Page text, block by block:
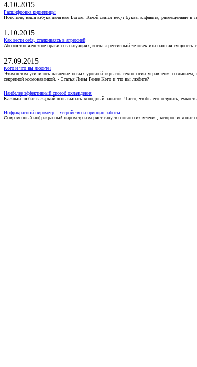
4.10.2015
Расшифровка кириллицы
Поистине, наша азбука дана нам Богом. Какой смысл несут буквы алфавита, размещенные в
1.10.2015
Как вести себя, сталкиваясь в агрессией
Абсолютно железное правило в ситуациях, когда агрессивный человек или падшая сущность
27.09.2015
Кого и что вы любите?
Этим летом усилилось давление новых уровней скрытой технологии управления
секретной космонавтикой. - Статья Лизы Ренее Кого и что вы любите?
Наиболее эффективный способ охлаждения
Каждый любит в жаркий день выпить холодный напиток. Часто, чтобы его остудить,
Инфракрасный пирометр – устройство и принцип работы
Современный инфракрасный пирометр измеряет силу теплового излучения, которое исходит